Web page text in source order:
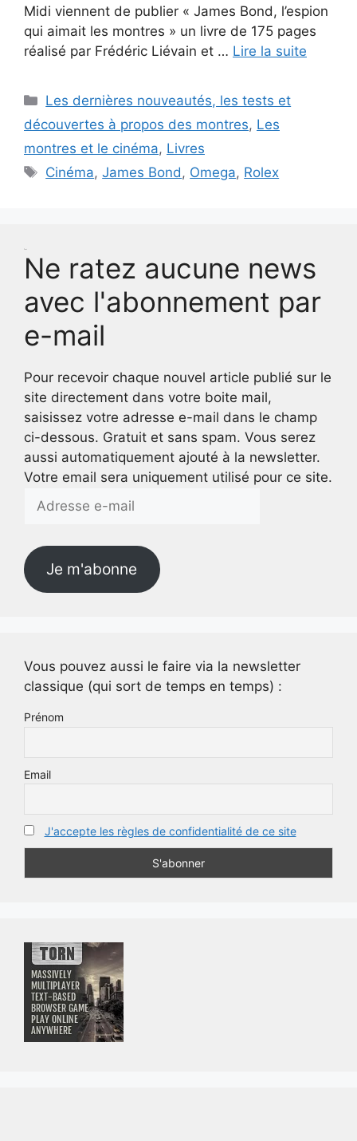
Midi viennent de publier « James Bond, l’espion
qui aimait les montres » un livre de 175 pages
réalisé par Frédéric Liévain et … Lire la suite
Catégories
Les dernières nouveautés, les tests et
découvertes à propos des montres, Les
montres et le cinéma, Livres
Étiquettes
Cinéma,James Bond , Omega, Rolex
Test
Ne ratez aucune news
avec l'abonnement par
e-mail
Pour recevoir chaque nouvel article publié sur le
site directement dans votre boite mail,
saisissez votre adresse e-mail dans le champ
ci-dessous. Gratuit et sans spam. Vous serez
aussi automatiquement ajouté à la newsletter.
Votre email sera uniquement utilisé pour ce site.
Adresse
Je m'abonne
Vous pouvez aussi le faire via la newsletter
classique (qui sort de temps en temps) :
Prénom
Email
J'accepte les règles de confidentialité de ce site